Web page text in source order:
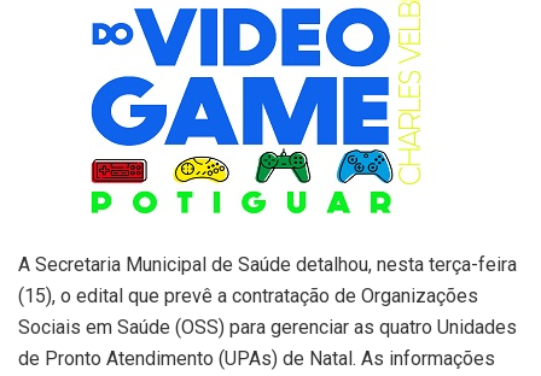
A Secretaria Municipal de Saúde detalhou, nesta terça-feira
(15), o edital que prevê a contratação de Organizações
Sociais em Saúde (OSS) para gerenciar as quatro Unidades
de Pronto Atendimento (UPAs) de Natal. As informações